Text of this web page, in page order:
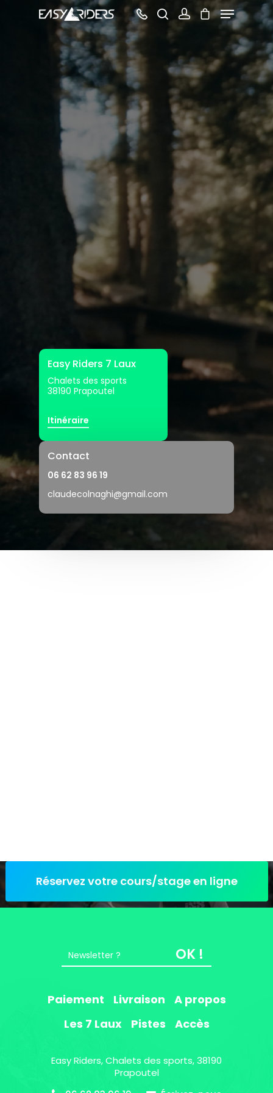
Hit enter to search or ESC to close
Easy Riders 7 Laux
Chalets des sports
38190 Prapoutel
Itinéraire
Contact
06 62 83 96 19
claudecolnaghi@gmail.com
Réservez votre cours/stage en ligne
OK !
Paiement Livraison
A propos
Les 7 Laux
Pistes Accès
Easy Riders, Chalets des sports, 38190
Prapoutel
Location
Boutique